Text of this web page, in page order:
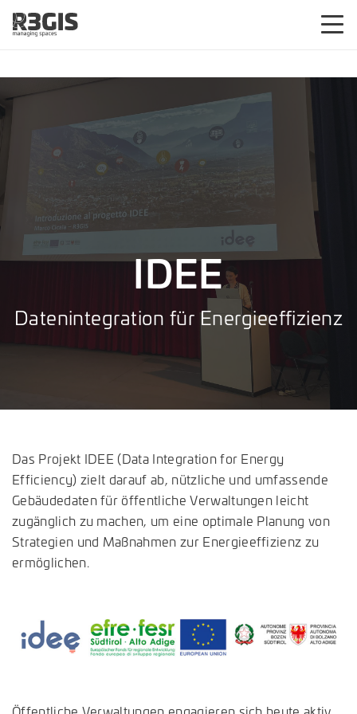
IDEE
Datenintegration für Energieeffizienz
Das Projekt IDEE (Data Integration for Energy
Efficiency) zielt darauf ab, nützliche und umfassende
Gebäudedaten für öffentliche Verwaltungen leicht
zugänglich zu machen, um eine optimale Planung von
Strategien und Maßnahmen zur Energieeffizienz zu
ermöglichen.